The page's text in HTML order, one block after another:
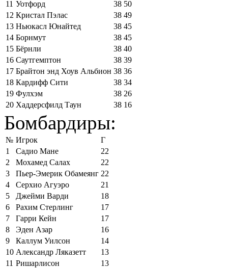
11 Уотфорд 38 50
12 Кристал Пэлас 38 49
13 Ньюкасл Юнайтед 38 45
14 Борнмут 38 45
15 Бёрнли 38 40
16 Саутгемптон 38 39
17 Брайтон энд Хоув Альбион 38 36
18 Кардифф Сити 38 34
19 Фулхэм 38 26
20 Хаддерсфилд Таун 38 16
Бомбардиры:
№ Игрок
Г
1
Садио Мане
22
2
Мохамед Салах
22
3
Пьер-Эмерик Обамеянг 22
4
Серхио Агуэро
21
5
Джейми Варди
18
6
Рахим Стерлинг
17
7
Гарри Кейн
17
8
Эден Азар
16
9
Каллум Уилсон
14
10 Александр Ляказетт
13
11 Ришарлисон
13